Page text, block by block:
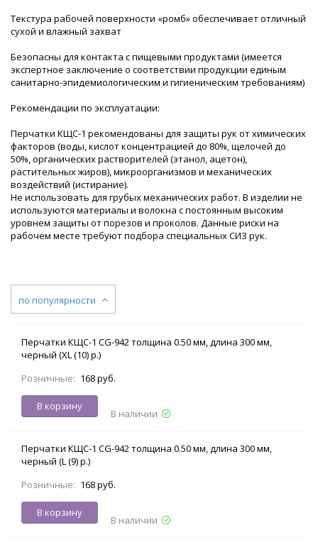
Текстура рабочей поверхности «ромб» обеспечивает отличный
сухой и влажный захват
Безопасны для контакта с пищевыми продуктами (имеется
экспертное заключение о соответствии продукции единым
санитарно-эпидемиологическим и гигиеническим требованиям)
Рекомендации по эксплуатации:
Перчатки КЩС-1 рекомендованы для защиты рук от химических
факторов (воды, кислот концентрацией до 80%, щелочей до
50%, органических растворителей (этанол, ацетон),
растительных жиров), микроорганизмов и механических
воздействий (истирание).
Не использовать для грубых механических работ. В изделии не
используются материалы и волокна с постоянным высоким
уровнем защиты от порезов и проколов. Данные риски на
рабочем месте требуют подбора специальных СИЗ рук.
по популярности
Перчатки КЩС-1 CG-942 толщина 0.50 мм, длина 300 мм,
черный (XL (10) р.)
Розничные: 168 руб.
В корзину
В наличии
Перчатки КЩС-1 CG-942 толщина 0.50 мм, длина 300 мм,
черный (L (9) р.)
Розничные: 168 руб.
В корзину
В наличии